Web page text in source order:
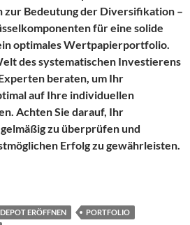
zur Bedeutung der Diversifikation –
für eine solide
optimales Wertpapierportfolio.
des systematischen Investierens
beraten, um Ihr
auf Ihre individuellen
Achten Sie darauf, Ihr
zu überprüfen und
Erfolg zu gewährleisten.
Der Wegweiser zur optimalen
DEPOT ERÖFFNEN
PORTFOLIO